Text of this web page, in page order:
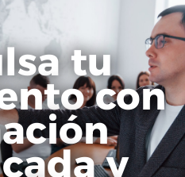
tu
con
y